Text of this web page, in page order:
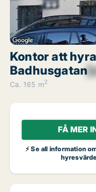
Kontor att
Badhusgatan
Ca. 165 m2
FÅ MER
⚡ Se all information